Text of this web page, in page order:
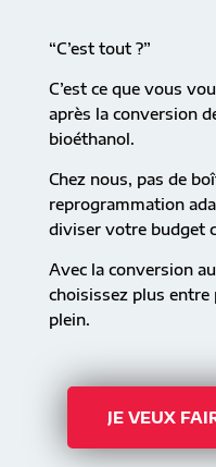
“C’est tout ?”
C’est ce que vous
après la conversion
bioéthanol.
Chez nous, pas de
reprogrammation
diviser votre budget
Avec la conversion
choisissez plus entre
plein.
JE VEUX